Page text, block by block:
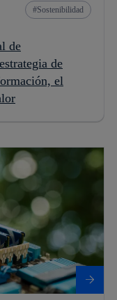
Sostenibilidad
de
de
el